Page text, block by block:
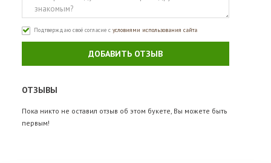
Подтверждаю своё согласие с условиями использования сайта
ДОБАВИТЬ ОТЗЫВ
ОТЗЫВЫ
Пока никто не оставил отзыв об этом букете, Вы можете быть
первым!